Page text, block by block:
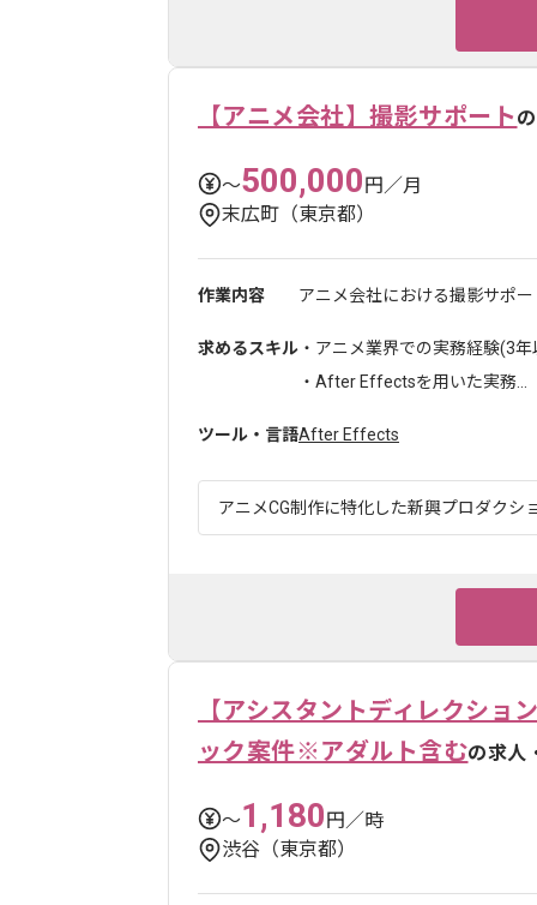
【アニメ会社】撮影サポート
〜500,000円／月
末広町（東京都）
作業内容 アニメ会社における撮影サポ
求めるスキル ・アニメ業界での実務経験(3年
・After Effectsを用いた実務...
ツール・言語After Effects
アニメCG制作に特化した新興プロダクシ
【アシスタントディレクシ
ック案件※アダルト含むの求人
〜1,180円／時
渋谷（東京都）